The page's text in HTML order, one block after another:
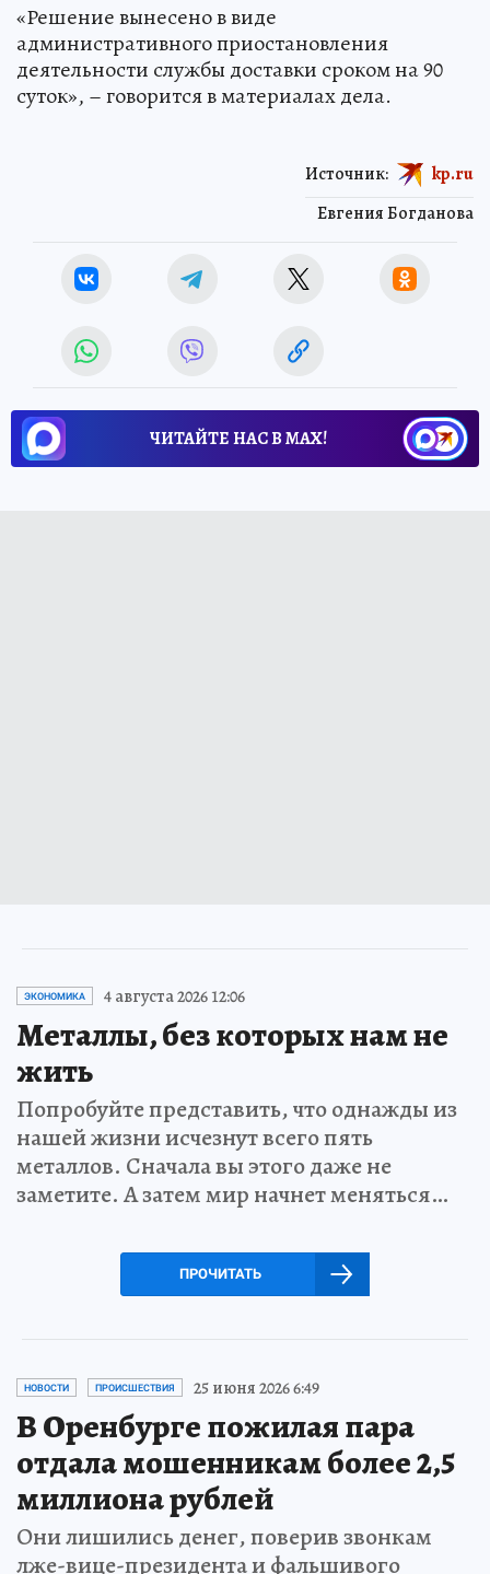
«Решение вынесено в виде
административного приостановления
деятельности службы доставки сроком на 90
суток», – говорится в материалах дела.
Евгения Богданова
Источник: kp.ru
ЧИТАЙТЕ НАС В МАХ!
ЭКОНОМИКА 4 августа 2026 12:06
Металлы, без которых нам не
жить
Попробуйте представить, что однажды из
нашей жизни исчезнут всего пять
металлов. Сначала вы этого даже не
заметите. А затем мир начнет меняться…
ПРОЧИТАТЬ
НОВОСТИ ПРОИСШЕСТВИЯ 25 июня 2026 6:49
В Оренбурге пожилая пара
отдала мошенникам более 2,5
миллиона рублей
Они лишились денег, поверив звонкам
лже-вице-президента и фальшивого